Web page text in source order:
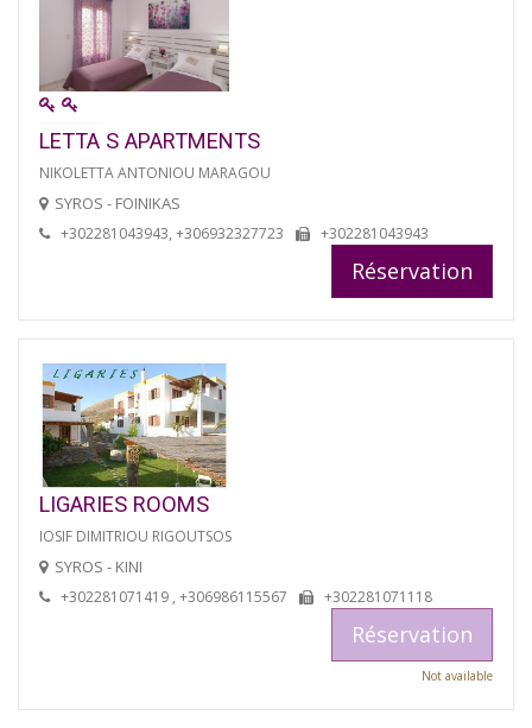
LETTA S APARTMENTS
NIKOLETTA ANTONIOU MARAGOU
SYROS - FOINIKAS
+302281043943, +306932327723 +302281043943
Réservation
LIGARIES ROOMS
IOSIF DIMITRIOU RIGOUTSOS
SYROS - KINI
+302281071419 , +306986115567 +302281071118
Réservation
Not available